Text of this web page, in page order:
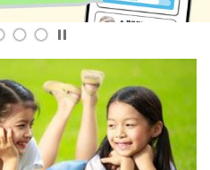
播
暂
停